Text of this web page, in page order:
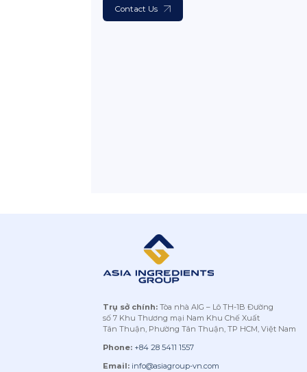
Contact Us
Trụ sở chính: Tòa nhà AIG – Lô TH-1B Đường
số 7 Khu Thương mại Nam Khu Chế Xuất
Tân Thuận, Phường Tân Thuận, TP HCM, Việt Nam
Phone: +84 28 5411 1557
Email: info@asiagroup-vn.com